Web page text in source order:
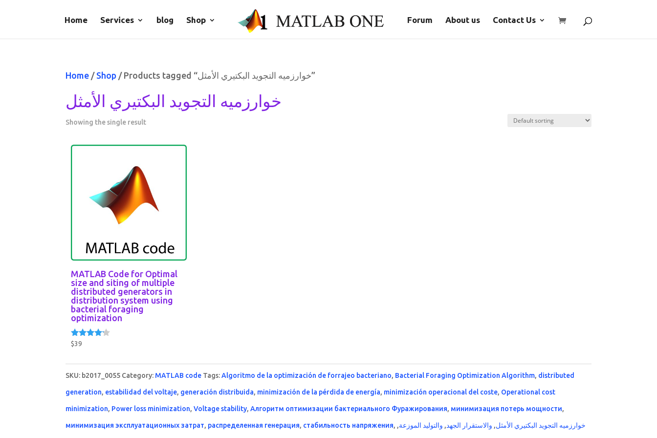
Home Services blog Shop Forum About us Contact Us
Home / Shop / Products tagged “خوارزميه التجويد البكتيري الأمثل”
خوارزميه التجويد البكتيري الأمثل
Showing the single result
MATLAB Code for Optimal
size and siting of multiple
distributed generators in
distribution system using
bacterial foraging
optimization
Rated
$39
SKU: b2017_0055 Category: MATLAB code Tags:Algoritmo de la optimización de forrajeo bacteriano, Bacterial Foraging Optimization Algorithm, distributed
generation, estabilidad del voltaje, generación distribuida, minimización de la pérdida de energía, minimización operacional del coste, Operational cost
minimization, Power loss minimization,Voltage stability,Алгоритм оптимизации бактериального Фуражирования, минимизация потерь мощности,
минимизация эксплуатационных затрат, распределенная генерация, стабильность напряжения, خوارزميه التجويد البكتيري الأمثل, والاستقرار الجهد, والتوليد الموزعة,